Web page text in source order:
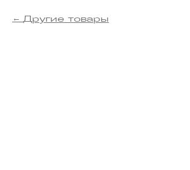
Другие товары